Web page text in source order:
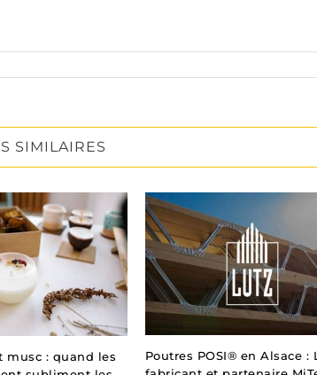
SIMILAIRES
musc : quand les
Poutres POSI® en Alsace :